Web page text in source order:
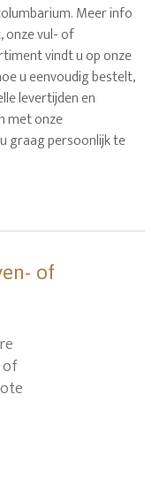
Meer info
onze vul- of
vindt u op onze
u eenvoudig bestelt,
levertijden en
met onze
graag persoonlijk te
of